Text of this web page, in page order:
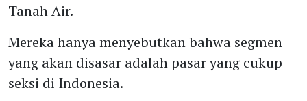
Tanah Air.
Mereka hanya menyebutkan bahwa segmen
yang akan disasar adalah pasar yang cukup
seksi di Indonesia.